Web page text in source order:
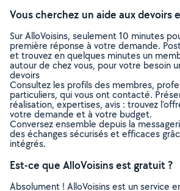
Vous cherchez un aide aux devoirs
Sur AlloVoisins, seulement 10 minutes
première réponse à votre demande.
et trouvez en quelques minutes un
autour de chez vous, pour votre besoin
devoirs
Consultez les profils des membres,
particuliers, qui vous ont contacté.
réalisation, expertises, avis : trouvez
votre demande et à votre budget.
Conversez ensemble depuis la
des échanges sécurisés et efficaces
intégrés.
Est-ce que AlloVoisins est gratuit ?
Absolument ! AlloVoisins est un service